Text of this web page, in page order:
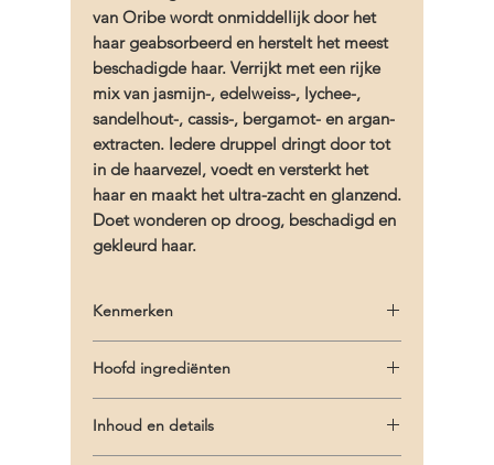
van Oribe wordt onmiddellijk door het
haar geabsorbeerd en herstelt het meest
beschadigde haar. Verrijkt met een rijke
mix van jasmijn-, edelweiss-, lychee-,
sandelhout-, cassis-, bergamot- en argan-
extracten. Iedere druppel dringt door tot
in de haarvezel, voedt en versterkt het
haar en maakt het ultra-zacht en glanzend.
Doet wonderen op droog, beschadigd en
gekleurd haar.
Kenmerken
- Helpt schade voorkomen en beschermt
het haar zonder te verzwaren
- Voegt langs en zachtheid toe, vermindert
Hoofd ingrediënten
- Oribe Signature Complex (watermeloen,
lychee en Edelwess bloem extracten)
Inhoud en details